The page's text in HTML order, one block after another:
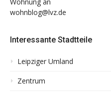
Wohnung an
wohnblog@lvz.de
Interessante Stadtteile
Leipziger Umland
Zentrum